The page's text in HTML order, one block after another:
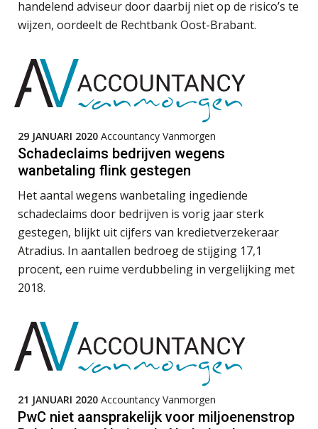
handelend adviseur door daarbij niet op de risico’s te
wijzen, oordeelt de Rechtbank Oost-Brabant.
29 JANUARI 2020 Accountancy Vanmorgen
Schadeclaims bedrijven wegens
wanbetaling flink gestegen
Het aantal wegens wanbetaling ingediende
schadeclaims door bedrijven is vorig jaar sterk
gestegen, blijkt uit cijfers van kredietverzekeraar
Atradius. In aantallen bedroeg de stijging 17,1
procent, een ruime verdubbeling in vergelijking met
2018.
21 JANUARI 2020 Accountancy Vanmorgen
PwC niet aansprakelijk voor miljoenenstrop
ICT & AI | “Accountancywerk
verandert sneller dan de meeste
kantoren beseffen”
De mensen achter de loonstrook: in
gesprek met Susan Hendriks
Klanten soepel bedienen met AFAS
SB
Speech to text in compliance
software: zo besparen accountants
twintig minuten per dossier
onderbelicht, terwijl de
verplichtingen al gelden
Groeipad in de samenstelpraktijk:
van gevorderd assistent naar client
manager
Automatisering heeft direct invloed
Accountant Agri & Food – Uden
Gevorderd Assistent Accountant Audit
Eindverantwoordelijk Accountant Samenstel (RA
PIA Group
Accountant Agri & Food – Heythuysen
aaff
KNAV
Klantadviseur Accountancy (32-40 uur)
Finnerz